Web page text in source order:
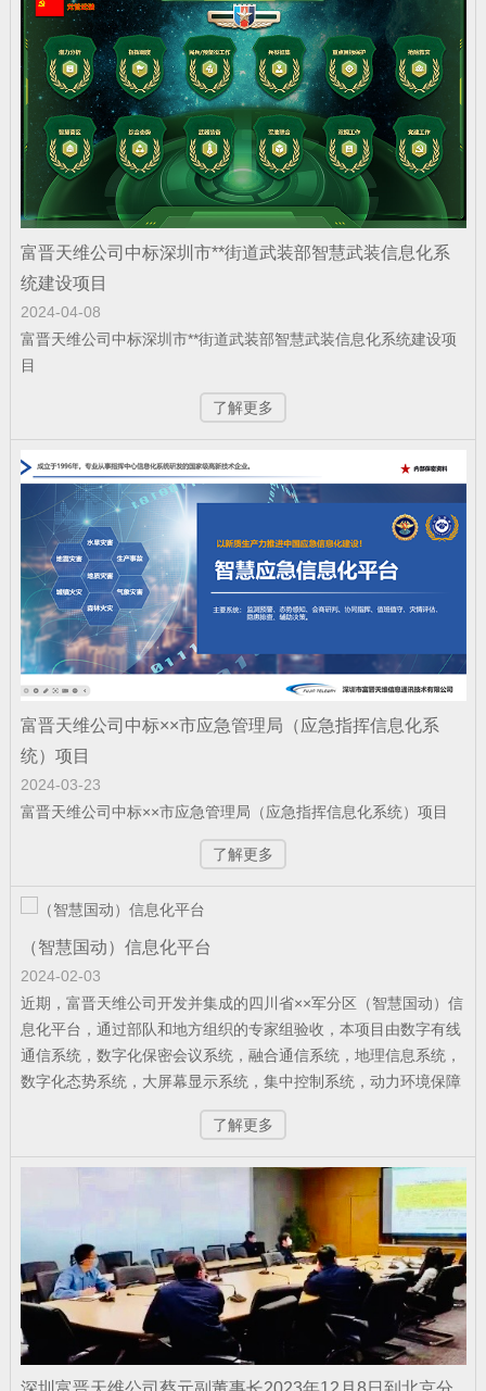
防）指挥信息化平台投入…
公司新闻| 2025-12-19
富晋天维公司介绍
捷报！富晋天维海军某部军舰演训信息化
平台顺利通过验收
| 2025-12-15
赋能“东数西算” 筑就丝路算力底座——富
晋天维承建的新疆某…
公司新闻| 2025-12-11
科技赋能强军 屡创中标佳绩——深圳富晋
天维公司连续斩获多项…
公司新闻| 2025-12-09
富晋天维承建的解放军某部数据中心动力
环境综合系统工程项目顺…
公司新闻| 2026-05-21
军队资产管理变革：从“静态账本”到“动态
战力”
公司新闻| 2026-02-07
捷报！富晋天维连续中标两个军队核心信
息化项目
公司新闻| 2026-01-13
武警综合指挥信息化平台成功试运行
公司新闻| 2026-01-12
富晋天维公司中标深圳市**街道武装部智慧武装信息化系
统建设项目
2024-04-08
富晋天维公司中标深圳市**街道武装部智慧武装信息化系统建设项
目
了解更多
富晋天维公司中标××市应急管理局（应急指挥信息化系
统）项目
2024-03-23
富晋天维公司中标××市应急管理局（应急指挥信息化系统）项目
了解更多
（智慧国动）信息化平台
2024-02-03
近期，富晋天维公司开发并集成的四川省××军分区（智慧国动）信
息化平台，通过部队和地方组织的专家组验收，本项目由数字有线
通信系统，数字化保密会议系统，融合通信系统，地理信息系统，
数字化态势系统，大屏幕显示系统，集中控制系统，动力环境保障
系统等组成，该工程是四川省国防动员部门的示范项目，系统平台
的功能技术得到军队首长和地方领导的高度肯定。
了解更多